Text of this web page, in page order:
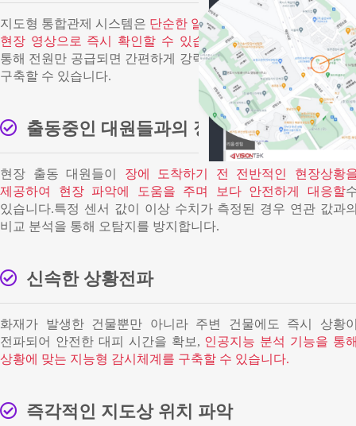
지도형 통합관제 시스템은 단순한 알람이 아닌 실시간
현장 영상으로 즉시 확인할 수 있습니다.무선 네트워크 내장
통해 전원만 공급되면 간편하게 강력한 24시간 상시 감시 체계
구축할 수 있습니다.
출동중인 대원들과의 정보 교류
현장 출동 대원들이 장에 도착하기 전 전반적인 현장상황
제공하여 현장 파악에 도움을 주며 보다 안전하게 대응할
있습니다.특정 센서 값이 이상 수치가 측정된 경우 연관 값과
비교 분석을 통해 오탐지를 방지합니다.
신속한 상황전파
화재가 발생한 건물뿐만 아니라 주변 건물에도 즉시 상황
전파되어 안전한 대피 시간을 확보, 인공지능 분석 기능을 통
상황에 맞는 지능형 감시체계를 구축할 수 있습니다.
즉각적인 지도상 위치 파악